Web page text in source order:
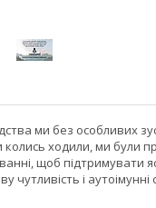
ми без особливих
ходили, ми були
щоб підтримувати
і аутоімунні